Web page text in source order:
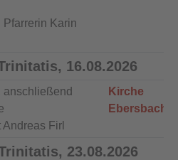
Pfarrerin Karin
16.08.2026
anschließend
Firl
Kirche
Ebersbach
23.08.2026